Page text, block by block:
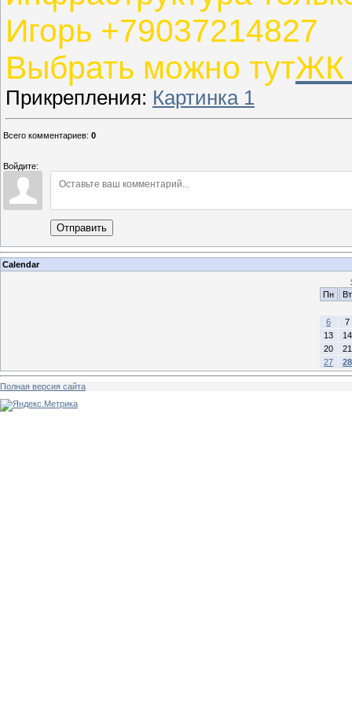
Игорь +79037214827
Выбрать можно тутЖК
Прикрепления: Картинка 1
Всего комментариев: 0
Войдите:
Отправить
Calendar
Пн
Вт
6
7
13
14
20
21
27
28
Полная версия сайта